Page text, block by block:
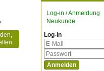
Log-in / Anmeldung
Neukunde
Log-in